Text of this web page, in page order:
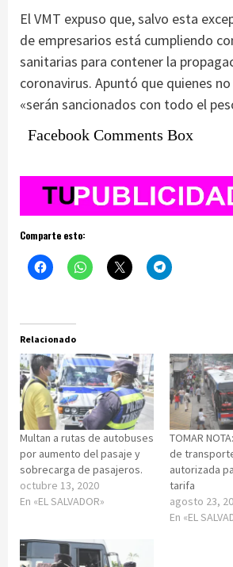
El VMT expuso que, salvo esta
de empresarios está cumpliendo
sanitarias para contener la
coronavirus. Apuntó que quienes
«serán sancionados con todo el
Facebook Comments Box
Comparte esto:
Relacionado
Multan a rutas de autobuses
por aumento del pasaje y
sobrecarga de pasajeros.
octubre 13, 2020
En «EL SALVADOR»
TOMAR
de
autorizada
tarifa
agosto 23,
En «EL